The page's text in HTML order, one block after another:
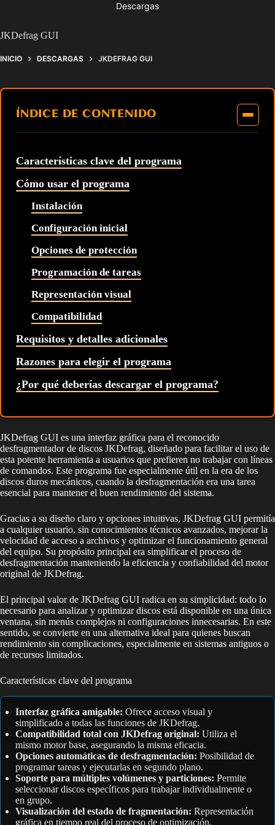
Descargas
JKDefrag GUI
INICIO DESCARGAS JKDEFRAG GUI
ÍNDICE DE CONTENIDO
Características clave del programa
Cómo usar el programa
Instalación
Configuración inicial
Opciones de protección
Programación de tareas
Representación visual
Compatibilidad
Requisitos y detalles adicionales
Razones para elegir el programa
¿Por qué deberías descargar el programa?
JKDefrag GUI es una interfaz gráfica para el reconocido
desfragmentador de discos JKDefrag, diseñado para facilitar el uso de
esta potente herramienta a usuarios que prefieren no trabajar con líneas
de comandos. Este programa fue especialmente útil en la era de los
discos duros mecánicos, cuando la desfragmentación era una tarea
esencial para mantener el buen rendimiento del sistema.
Gracias a su diseño claro y opciones intuitivas, JKDefrag GUI permitía
a cualquier usuario, sin conocimientos técnicos avanzados, mejorar la
velocidad de acceso a archivos y optimizar el funcionamiento general
del equipo. Su propósito principal era simplificar el proceso de
desfragmentación manteniendo la eficiencia y confiabilidad del motor
original de JKDefrag.
El principal valor de JKDefrag GUI radica en su simplicidad: todo lo
necesario para analizar y optimizar discos está disponible en una única
ventana, sin menús complejos ni configuraciones innecesarias. En este
sentido, se convierte en una alternativa ideal para quienes buscan
rendimiento sin complicaciones, especialmente en sistemas antiguos o
de recursos limitados.
Características clave del programa
Interfaz gráfica amigable: Ofrece acceso visual y
simplificado a todas las funciones de JKDefrag.
Compatibilidad total con JKDefrag original: Utiliza el
mismo motor base, asegurando la misma eficacia.
Opciones automáticas de desfragmentación: Posibilidad de
programar tareas y ejecutarlas en segundo plano.
Soporte para múltiples volúmenes y particiones: Permite
seleccionar discos específicos para trabajar individualmente o
en grupo.
Visualización del estado de fragmentación: Representación
gráfica en tiempo real del proceso de optimización.